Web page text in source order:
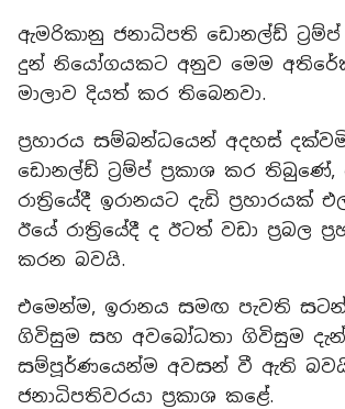
ඇමරිකානු ජනාධිපති ඩොනල්ඩ්
දුන් නියෝගයකට අනුව මෙම අතිරේක
මාලාව දියත් කර තිබෙනවා.
ප්‍රහාරය සම්බන්ධයෙන් අදහස්
ඩොනල්ඩ් ට්‍රම්ප් ප්‍රකාශ කර තිබුණේ,
රාත්‍රියේදී ඉරානයට දැඩි
ඊයේ රාත්‍රියේදී ද ඊටත් වඩා ප්‍රබල
කරන බවයි.
එමෙන්ම, ඉරානය සමඟ පැවති සටන්
ගිවිසුම සහ අවබෝධතා ගිවිසුම දැන්
සම්පූර්ණයෙන්ම අවසන් වී ඇති
ජනාධිපතිවරයා ප්‍රකාශ කළේ.